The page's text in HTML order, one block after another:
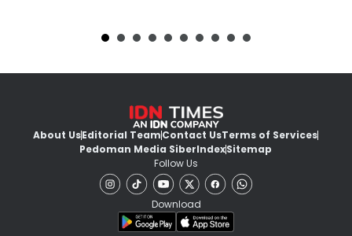
About UsEditorial TeamContact UsTerms of Services
Pedoman Media SiberIndexSitemap
Follow Us
Download